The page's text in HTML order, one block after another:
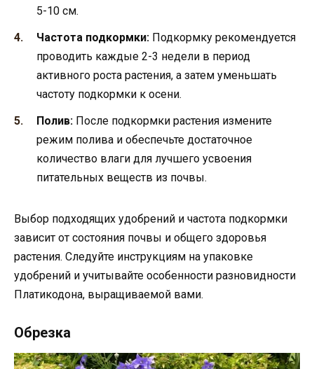
5-10 см.
Частота подкормки: Подкормку рекомендуется
проводить каждые 2-3 недели в период
активного роста растения, а затем уменьшать
частоту подкормки к осени.
Полив: После подкормки растения измените
режим полива и обеспечьте достаточное
количество влаги для лучшего усвоения
питательных веществ из почвы.
Выбор подходящих удобрений и частота подкормки
зависит от состояния почвы и общего здоровья
растения. Следуйте инструкциям на упаковке
удобрений и учитывайте особенности разновидности
Платикодона, выращиваемой вами.
Обрезка